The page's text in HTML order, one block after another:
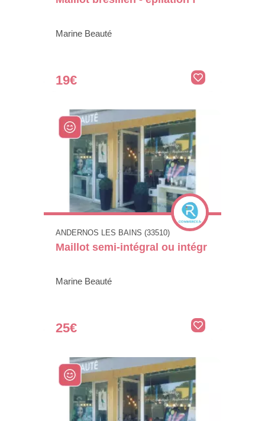
Marine Beauté
19€
ANDERNOS LES BAINS (33510)
Maillot semi-intégral ou intégr
Marine Beauté
25€